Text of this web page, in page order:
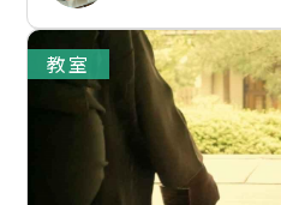
教室